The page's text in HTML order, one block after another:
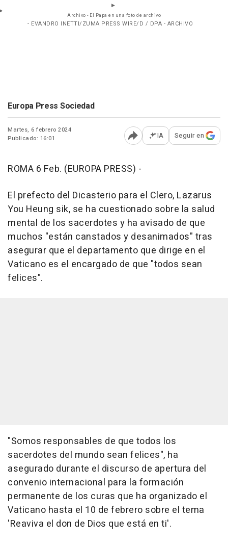
Archivo - El Papa en una foto de archivo
- EVANDRO INETTI/ZUMA PRESS WIRE/D / DPA - ARCHIVO
Europa Press Sociedad
Martes, 6 febrero 2024
Publicado: 16:01
Abrir opciones para
IA Seguir en
ROMA 6 Feb. (EUROPA PRESS) -
El prefecto del Dicasterio para el Clero, Lazarus
You Heung sik, se ha cuestionado sobre la salud
mental de los sacerdotes y ha avisado de que
muchos "están canstados y desanimados" tras
asegurar que el departamento que dirige en el
Vaticano es el encargado de que "todos sean
felices".
"Somos responsables de que todos los
sacerdotes del mundo sean felices", ha
asegurado durante el discurso de apertura del
convenio internacional para la formación
permanente de los curas que ha organizado el
Vaticano hasta el 10 de febrero sobre el tema
'Reaviva el don de Dios que está en ti'.